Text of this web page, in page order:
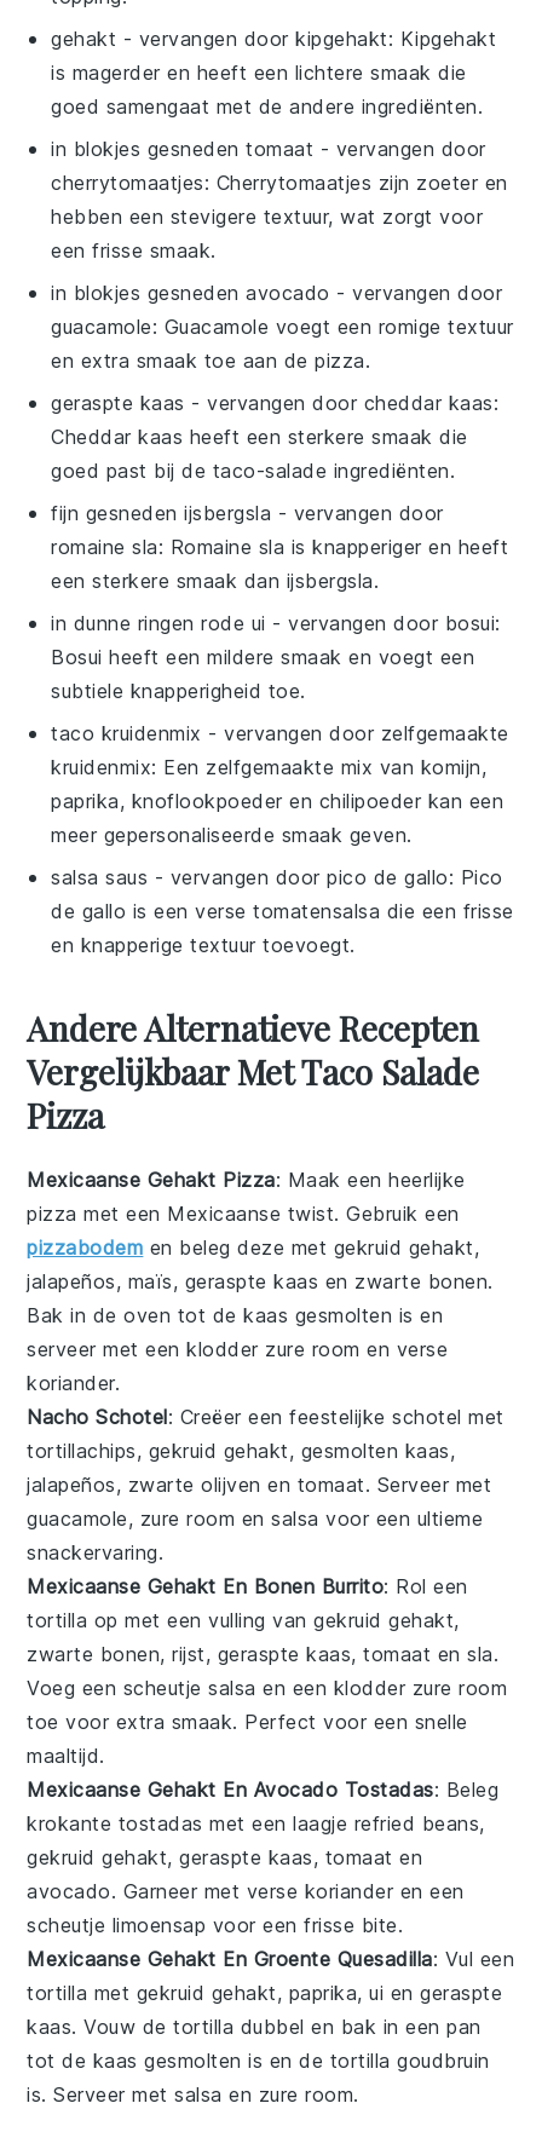
gehakt - vervangen doorkipgehakt: Kipgehakt
is magerder en heeft een lichtere smaak die
goed samengaat met de andere ingrediënten.
in blokjes gesneden tomaat - vervangen door
cherrytomaatjes: Cherrytomaatjes zijn zoeter en
hebben een stevigere textuur, wat zorgt voor
een frisse smaak.
in blokjes gesneden avocado - vervangen door
guacamole: Guacamole voegt een romige textuur
en extra smaak toe aan de pizza.
geraspte kaas - vervangen door cheddar kaas:
Cheddar kaas heeft een sterkere smaak die
goed past bij de taco-salade ingrediënten.
fijn gesneden ijsbergsla - vervangen door
romaine sla: Romaine sla is knapperiger en heeft
een sterkere smaak dan ijsbergsla.
in dunne ringen rode ui - vervangen door bosui:
Bosui heeft een mildere smaak en voegt een
subtiele knapperigheid toe.
taco kruidenmix - vervangen door zelfgemaakte
kruidenmix: Een zelfgemaakte mix van komijn,
paprika, knoflookpoeder en chilipoeder kan een
meer gepersonaliseerde smaak geven.
salsa saus - vervangen doorpico de gallo: Pico
de gallo is een verse tomatensalsa die een frisse
en knapperige textuur toevoegt.
Andere Alternatieve Recepten
Vergelijkbaar Met Taco Salade
Pizza
Mexicaanse Gehakt Pizza: Maak een heerlijke
pizza met een Mexicaanse twist. Gebruik een
pizzabodem en beleg deze met gekruid gehakt,
jalapeños, maïs, geraspte kaas en zwarte bonen.
Bak in de oven tot dekaas gesmolten is en
serveer met eenklodder zure room en verse
koriander.
Nacho Schotel: Creëer eenfeestelijke schotel met
tortillachips, gekruid gehakt, gesmolten kaas,
jalapeños, zwarte olijven en tomaat. Serveer met
guacamole, zure room ensalsa voor een ultieme
snackervaring.
Mexicaanse Gehakt En Bonen Burrito: Rol een
tortilla op met een vulling vangekruid gehakt,
zwarte bonen,rijst, geraspte kaas,tomaat ensla.
Voeg een scheutjesalsa en een klodder zure room
toe voor extra smaak. Perfect voor een snelle
maaltijd.
Mexicaanse Gehakt En Avocado Tostadas: Beleg
krokante tostadas met een laagje refried beans,
gekruid gehakt,geraspte kaas, tomaat en
avocado. Garneer met verse koriander en een
scheutje limoensap voor een frisse bite.
Mexicaanse Gehakt En Groente Quesadilla: Vul een
tortilla met gekruid gehakt, paprika,ui engeraspte
kaas. Vouw de tortilla dubbel en bak in een pan
tot de kaas gesmolten is en de tortilla goudbruin
is. Serveer metsalsa en zure room.